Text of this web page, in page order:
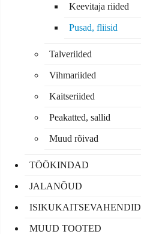
Keevitaja riided
Pusad, fliisid
Talveriided
Vihmariided
Kaitseriided
Peakatted, sallid
Muud rõivad
TÖÖKINDAD
JALANÕUD
ISIKUKAITSEVAHENDID
MUUD TOOTED